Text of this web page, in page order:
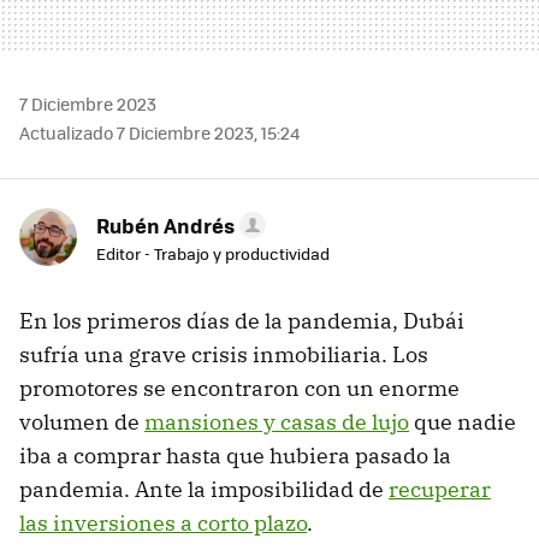
7 Diciembre 2023
Actualizado 7 Diciembre 2023, 15:24
Rubén Andrés
Editor - Trabajo y productividad
En los primeros días de la pandemia, Dubái
sufría una grave crisis inmobiliaria. Los
promotores se encontraron con un enorme
volumen de mansiones y casas de lujo que nadie
iba a comprar hasta que hubiera pasado la
pandemia. Ante la imposibilidad de recuperar
las inversiones a corto plazo.